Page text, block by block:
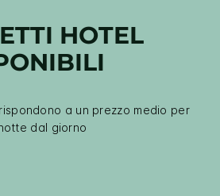
HOTEL
a un prezzo medio per
dal giorno